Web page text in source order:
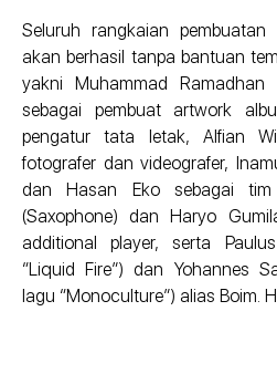
Seluruh rangkaian
akan berhasil tanpa bantuan
yakni Muhammad
sebagai pembuat artwork
pengatur tata letak, Alfian
fotografer dan videografer,
dan Hasan Eko sebagai tim
(Saxophone) dan Haryo
additional player, serta
“Liquid Fire”) dan Yohannes
lagu “Monoculture”) alias Boim.